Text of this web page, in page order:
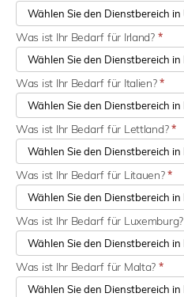
Was ist Ihr Bedarf für Irland? *
Was ist Ihr Bedarf für Italien?*
Was ist Ihr Bedarf für Lettland?*
Was ist Ihr Bedarf für Litauen?*
Was ist Ihr Bedarf für Luxemburg?
Was ist Ihr Bedarf für Malta? *